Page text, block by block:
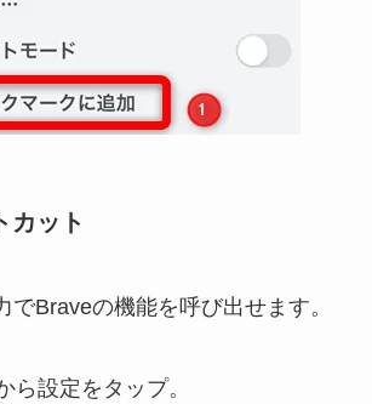
ット
でBraveの機能を呼び出せます。
ら設定をタップ。